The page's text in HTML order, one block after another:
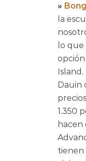
»
la
lo
opción
Island.
Dauin
1.350
hacen
tienen